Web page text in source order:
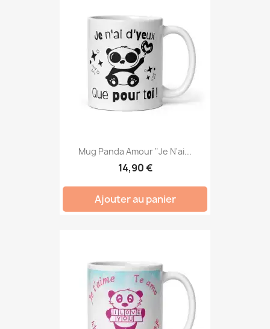
Mug Panda Amour "Je N'ai...
14,90 €
Ajouter au panier